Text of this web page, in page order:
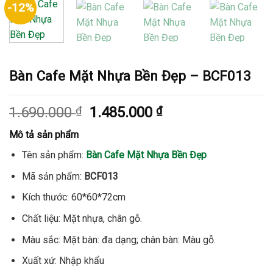
-12%
Bàn Cafe Mặt Nhựa Bền Đẹp – BCF013
1.690.000₫
Giá
1.690.000 ₫.
1.485.000₫Giá
là:
Mô tả sản phẩm
Tên sản phẩm: Bàn Cafe Mặt Nhựa Bền Đẹp
Mã sản phẩm: BCF013
Kích thước: 60*60*72cm
Chất liệu: Mặt nhựa, chân gỗ.
Màu sắc: Mặt bàn: đa dạng; chân bàn: Màu gỗ.
Xuất xứ: Nhập khẩu